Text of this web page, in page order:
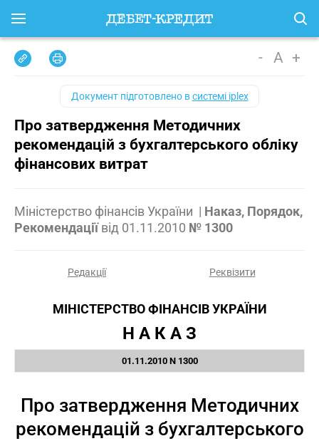
- A +
Документ підготовлено всистемі iplex
Про затвердження Методичних
рекомендацій з бухгалтерського обліку
фінансових витрат
Міністерство фінансів України | Наказ, Порядок,
Рекомендаціївід 01.11.2010 № 1300
Редакції Реквізити
МІНІСТЕРСТВО ФІНАНСІВ УКРАЇНИ
Н А К А З
01.11.2010 N 1300
Про затвердження Методичних
рекомендацій з бухгалтерського